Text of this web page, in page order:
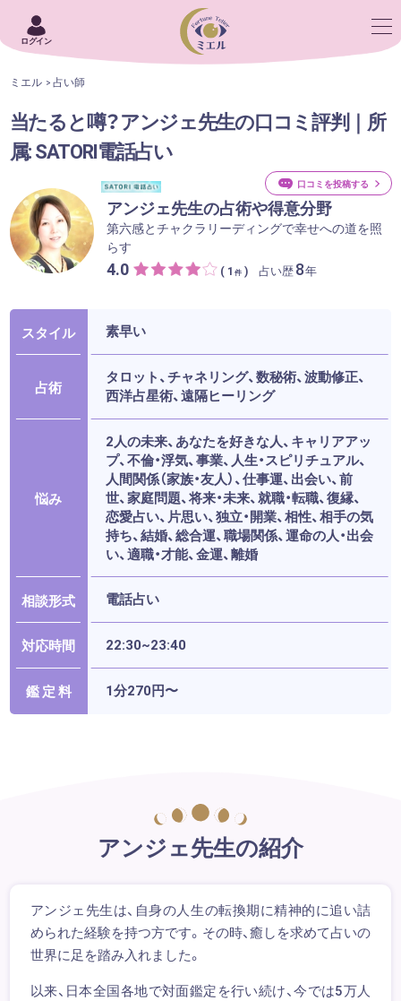
ログイン
ミエル 占い師
当たると噂？アンジェ先生の口コミ評判｜所
属: SATORI電話占い
アンジェ先生の占術や得意分野
第六感とチャクラリーディングで幸せへの道を照
らす
4.0 ( 1 件 ) 占い歴8年
口コミを投稿する
スタイル 素早い
占術
タロット、チャネリング、数秘術、波動修正、
西洋占星術、遠隔ヒーリング
悩み
2人の未来、あなたを好きな人、キャリアアッ
プ、不倫・浮気、事業、人生・スピリチュアル、
人間関係（家族・友人）、仕事運、出会い、前
世、家庭問題、将来・未来、就職・転職、復縁、
恋愛占い、片思い、独立・開業、相性、相手の気
持ち、結婚、総合運、職場関係、運命の人・出会
い、適職・才能、金運、離婚
相談形式 電話占い
対応時間 22:30~23:40
鑑 定 料 1分270円〜
アンジェ先生の紹介
アンジェ先生は、自身の人生の転換期に精神的に追い詰
められた経験を持つ方です。その時、癒しを求めて占いの
世界に足を踏み入れました。
以来、日本全国各地で対面鑑定を行い続け、今では5万人